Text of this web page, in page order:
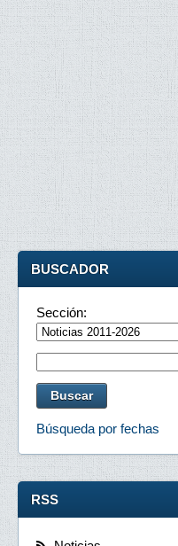
BUSCADOR
Sección:
Búsqueda por fechas
RSS